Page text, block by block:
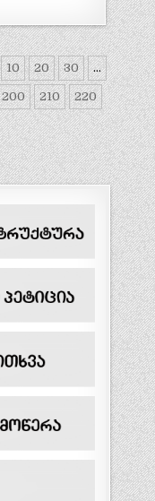
10 20 30 ...
200 210 220